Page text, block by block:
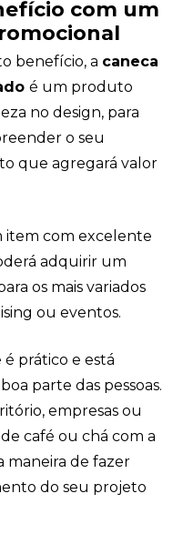
com um
benefício, a caneca
é um produto
no design, para
o seu
que agregará valor
item com excelente
adquirir um
os mais variados
ou eventos.
prático e está
parte das pessoas.
empresas ou
café ou chá com a
maneira de fazer
do seu projeto